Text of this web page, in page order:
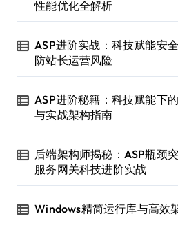
性能优化全解析
ASP进阶实战：科技赋能安
防站长运营风险
ASP进阶秘籍：科技赋能下
与实战架构指南
后端架构师揭秘：ASP瓶颈
服务网关科技进阶实战
Windows精简运行库与高效